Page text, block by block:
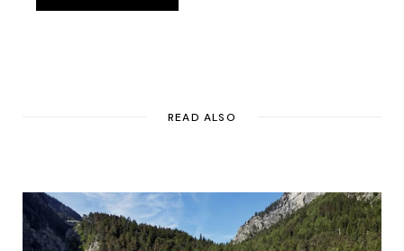
READ ALSO